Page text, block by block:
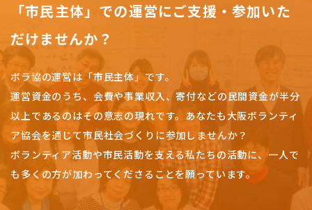
「市民主体」での運営にご支援・参加いた
だけませんか？
ボラ協の運営は「市民主体」です。
運営資金のうち、会費や事業収入、寄付などの民間資金が半分
以上であるのはその意志の現れです。 あなたも大阪ボランティ
ア協会を通じて市民社会づくりに参加しませんか？
ボランティア活動や市民活動を支える私たちの活動に、一人で
も多くの方が加わってくださることを願っています。